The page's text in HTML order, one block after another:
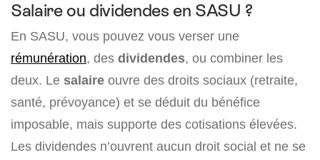
Salaire ou dividendes en SASU ?
En SASU, vous pouvez vous verser une
rémunération, des dividendes, ou combiner les
deux. Le salaire ouvre des droits sociaux (retraite,
santé, prévoyance) et se déduit du bénéfice
imposable, mais supporte des cotisations élevées.
Les dividendes n’ouvrent aucun droit social et ne se